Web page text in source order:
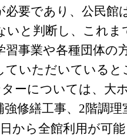
必要であり、公民館
いと判断し、これ
習事業や各種団体の
ていただいている
ーについては、大
修繕工事、
2階調理
日から全館利用が可